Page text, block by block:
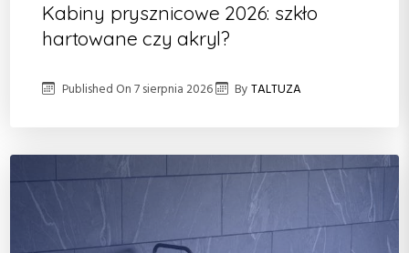
Kabiny prysznicowe 2026: szkło
hartowane czy akryl?
Published On7 sierpnia 2026 ByTALTUZA